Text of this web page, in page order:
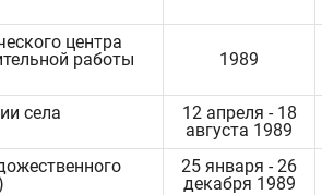
центра
работы
1989
села
12 апреля - 18
августа 1989
25 января - 26
декабря 1989